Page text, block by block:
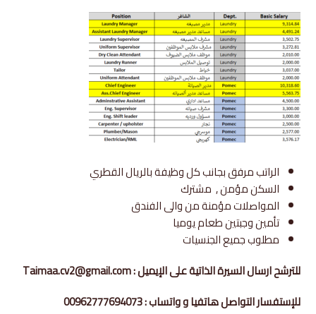
الراتب مرفق بجانب كل وظيفة بالريال القطري
السكن مؤمن , مشترك
المواصلات مؤمنة من والى الفندق
تأمين وجبتين طعام يوميا
مطلوب جميع الجنسيات
للترشح ارسال السيرة الذاتية على الإيميل : Taimaa.cv2@gmail.com
للإستفسار التواصل هاتفيا و واتساب : 00962777694073